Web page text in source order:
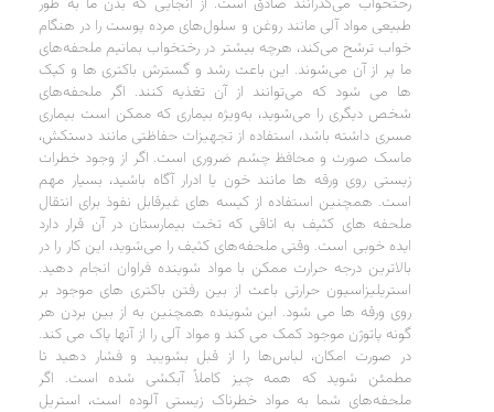
طبیعی مواد آلی مانند روغن و سلول‌های مرده پوست را در هنگام
خواب ترشح می‌کند، هرچه بیشتر در رختخواب بمانیم ملحفه‌های
ما پر از آن می‌شوند. این باعث رشد و گسترش باکتری ها و کپک
ها می شود که می‌توانند از آن تغذیه کنند. اگر ملحفه‌های
شخص دیگری را می‌شوید، به‌ویژه بیماری که ممکن است بیماری
مسری داشته باشد، استفاده از تجهیزات حفاظتی مانند دستکش،
ماسک صورت و محافظ چشم ضروری است. اگر از وجود خطرات
زیستی روی ورقه ها مانند خون یا ادرار آگاه باشید، بسیار مهم
است. همچنین استفاده از کیسه های غیرقابل نفوذ برای انتقال
ملحفه های کثیف به اتاقی که تخت بیمارستان در آن قرار دارد
ایده خوبی است. وقتی ملحفه‌های کثیف را می‌شوید، این کار را در
بالاترین درجه حرارت ممکن با مواد شوینده فراوان انجام دهید.
استریلیزاسیون حرارتی باعث از بین رفتن باکتری های موجود بر
روی ورقه ها می شود. این شوینده همچنین به از بین بردن هر
گونه پاتوژن موجود کمک می کند و مواد آلی را از آنها پاک می کند.
در صورت امکان، لباس‌ها را از قبل بشویید و فشار دهید تا
مطمئن شوید که همه چیز کاملاً آبکشی شده است. اگر
ملحفه‌های شما به مواد خطرناک زیستی آلوده است، استریل